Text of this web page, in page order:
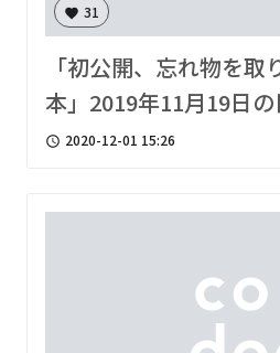
favorite 31
「初公開、忘れ物を取
本」2019年11月19日
access_time 2020-12-01 15:26